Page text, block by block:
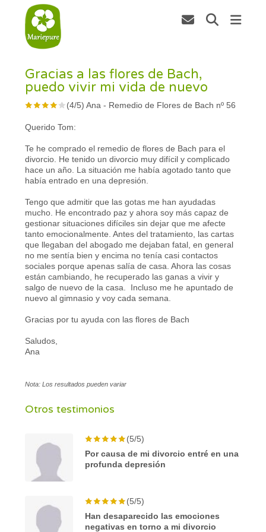
Gracias a las flores de Bach,
puedo vivir mi vida de nuevo
(4/5)Ana - Remedio de Flores de Bach nº 56
Querido Tom:
Te he comprado el remedio de flores de Bach para el
divorcio. He tenido un divorcio muy difícil y complicado
hace un año. La situación me había agotado tanto que
había entrado en una depresión.
Tengo que admitir que las gotas me han ayudadas
mucho. He encontrado paz y ahora soy más capaz de
gestionar situaciones difíciles sin dejar que me afecte
tanto emocionalmente. Antes del tratamiento, las cartas
que llegaban del abogado me dejaban fatal, en general
no me sentía bien y encima no tenía casi contactos
sociales porque apenas salía de casa. Ahora las cosas
están cambiando, he recuperado las ganas a vivir y
salgo de nuevo de la casa. Incluso me he apuntado de
nuevo al gimnasio y voy cada semana.
Gracias por tu ayuda con las flores de Bach
Saludos,
Ana
Nota: Los resultados pueden variar
Otros testimonios
(5/5)
Por causa de mi divorcio entré en una
profunda depresión
(5/5)
Han desaparecido las emociones
negativas en torno a mi divorcio